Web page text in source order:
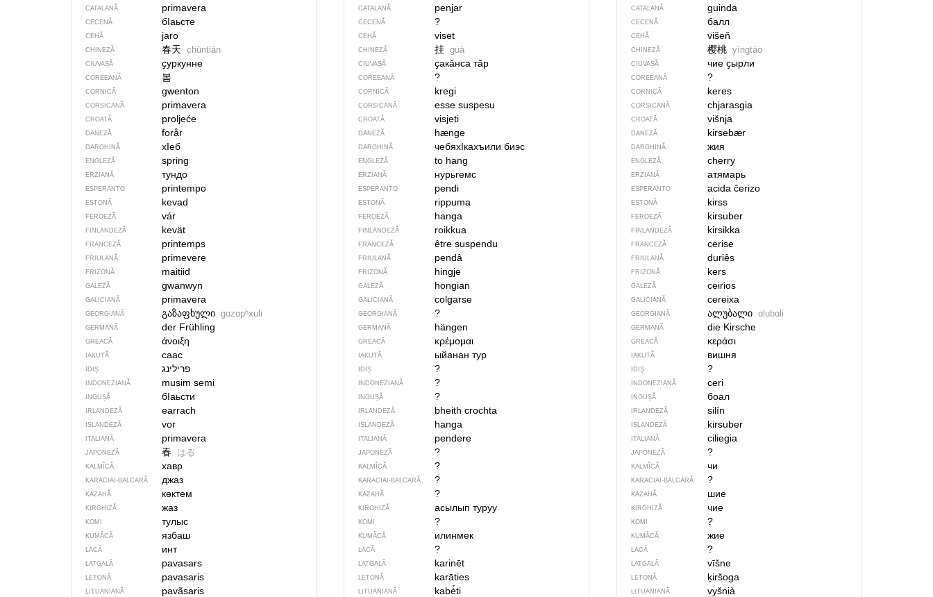
CATALANĂ primavera
CECENĂ бIаьсте
CEHĂ jaro
CHINEZĂ 春天 chūntiān
CIUVAȘĂ ҫуркунне
COREEANĂ 봄
CORNICĂ gwenton
CORSICANĂ primavera
CROATĂ proljeće
DANEZĂ forår
DARGHINĂ хIеб
ENGLEZĂ spring
ERZIANĂ тундо
ESPERANTO printempo
ESTONĂ kevad
FEROEZĂ vár
FINLANDEZĂ kevät
FRANCEZĂ printemps
FRIULANĂ primevere
FRIZONĂ maitiid
GALEZĂ gwanwyn
GALICIANĂ primavera
GEORGIANĂ გაზაფხული gɑzɑpʰxuli
GERMANĂ der Frühling
GREACĂ άνοιξη
IAKUTĂ саас
IDIȘ פרילינג
INDONEZIANĂ musim semi
INGUȘĂ бIаьсти
IRLANDEZĂ earrach
ISLANDEZĂ vor
ITALIANĂ primavera
JAPONEZĂ 春 はる
KALMÎCĂ хавр
KARACIAI-BALCARĂ джаз
KAZAHĂ көктем
KIRGHIZĂ жаз
KOMI тулыс
KUMÂCĂ язбаш
LACĂ инт
LATGALĂ pavasars
LETONĂ pavasaris
LITUANIANĂ pavãsaris
CATALANĂ penjar
CECENĂ ?
CEHĂ viset
CHINEZĂ 挂 guà
CIUVAȘĂ ҫакӑнса тӑр
COREEANĂ ?
CORNICĂ kregi
CORSICANĂ esse suspesu
CROATĂ visjeti
DANEZĂ hænge
DARGHINĂ чебяхIкахъили биэс
ENGLEZĂ to hang
ERZIANĂ нурьгемс
ESPERANTO pendi
ESTONĂ rippuma
FEROEZĂ hanga
FINLANDEZĂ roikkua
FRANCEZĂ être suspendu
FRIULANĂ pendâ
FRIZONĂ hingje
GALEZĂ hongian
GALICIANĂ colgarse
GEORGIANĂ ?
GERMANĂ hängen
GREACĂ κρέμομαι
IAKUTĂ ыйанан тур
IDIȘ ?
INDONEZIANĂ ?
INGUȘĂ ?
IRLANDEZĂ bheith crochta
ISLANDEZĂ hanga
ITALIANĂ pendere
JAPONEZĂ ?
KALMÎCĂ ?
KARACIAI-BALCARĂ ?
KAZAHĂ ?
KIRGHIZĂ асылып туруу
KOMI ?
KUMÂCĂ илинмек
LACĂ ?
LATGALĂ karinēt
LETONĂ karāties
LITUANIANĂ kabė́ti
CATALANĂ guinda
CECENĂ балл
CEHĂ višeň
CHINEZĂ 樱桃 yīngtáo
CIUVAȘĂ чие ҫырли
COREEANĂ ?
CORNICĂ keres
CORSICANĂ chjarasgia
CROATĂ višnja
DANEZĂ kirsebær
DARGHINĂ жия
ENGLEZĂ cherry
ERZIANĂ атямарь
ESPERANTO acida ĉerizo
ESTONĂ kirss
FEROEZĂ kirsuber
FINLANDEZĂ kirsikka
FRANCEZĂ cerise
FRIULANĂ duriês
FRIZONĂ kers
GALEZĂ ceirios
GALICIANĂ cereixa
GEORGIANĂ ალუბალი ɑlubɑli
GERMANĂ die Kirsche
GREACĂ κεράσι
IAKUTĂ вишня
IDIȘ ?
INDONEZIANĂ ceri
INGUȘĂ боал
IRLANDEZĂ silín
ISLANDEZĂ kirsuber
ITALIANĂ ciliegia
JAPONEZĂ ?
KALMÎCĂ чи
KARACIAI-BALCARĂ ?
KAZAHĂ шие
KIRGHIZĂ чие
KOMI ?
KUMÂCĂ жие
LACĂ ?
LATGALĂ vīšne
LETONĂ ķiršoga
LITUANIANĂ vyšnià